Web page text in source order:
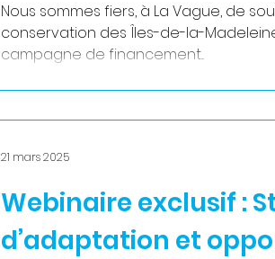
Nous sommes fiers, à La Vague, de
conservation des Îles-de-la-Madeleine (la SCÎM) dans
campagne de financement...
Webinaire exclusif :
d’adaptation et
21 mars 2025